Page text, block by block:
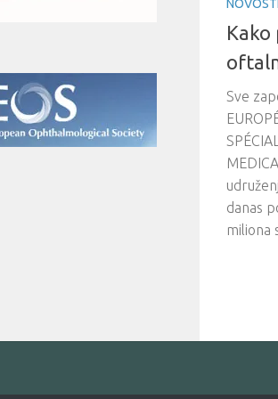
NOVOSTI
Sve
danas
miliona